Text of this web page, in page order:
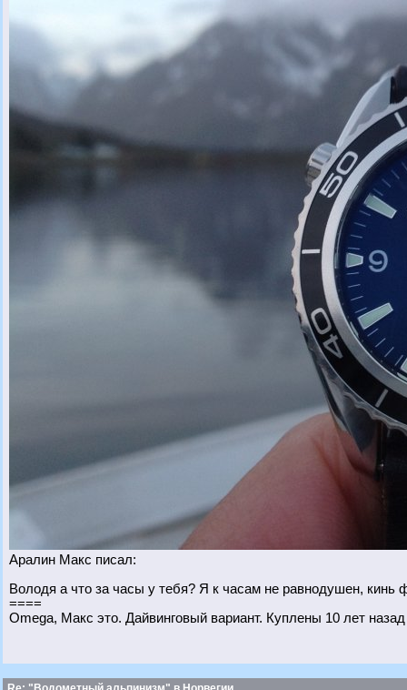
Аралин Макс писал:
Володя а что за часы у тебя? Я к часам не равнодушен, кинь
====
Omega, Макс это. Дайвинговый вариант. Куплены 10 лет